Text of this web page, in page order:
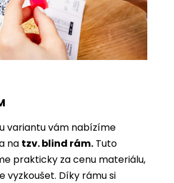
variantu vám nabízíme
na tzv. blind rám. Tuto
prakticky za cenu materiálu,
vyzkoušet. Díky rámu si